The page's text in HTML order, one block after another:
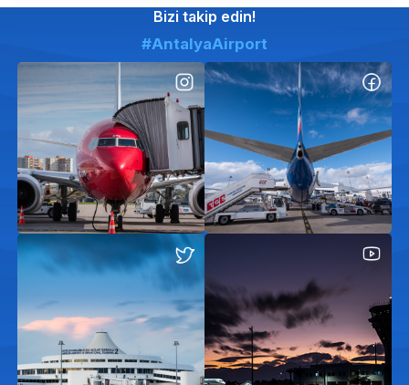
Bizi takip edin!
#AntalyaAirport